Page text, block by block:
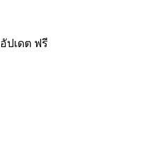
ปเดต ฟรี